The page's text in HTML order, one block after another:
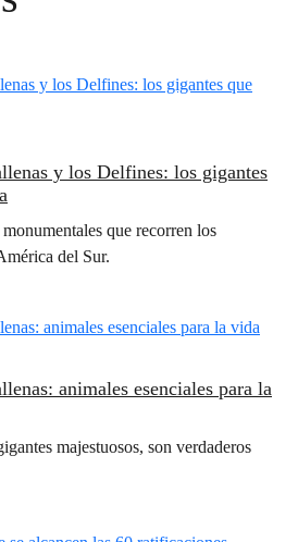
y los Delfines: los gigantes
que recorren los
del Sur.
animales esenciales para la
majestuosos, son verdaderos